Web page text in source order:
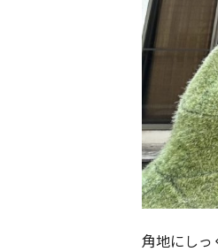
角地にしっ